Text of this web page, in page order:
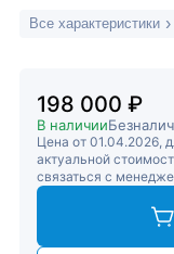
Все характеристики
198 000 ₽
В наличии
Цена от 01.04.2026,
актуальной
связаться с